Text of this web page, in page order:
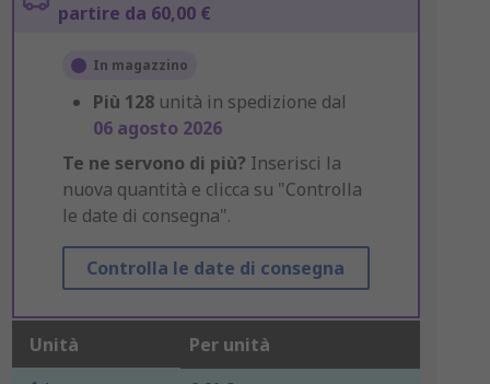
partire da 60,00 €
In magazzino
Più 128 unità in spedizione dal
06 agosto 2026
Te ne servono di più? Inserisci la
nuova quantità e clicca su "Controlla
le date di consegna".
Controlla le date di consegna
Unità Per unità